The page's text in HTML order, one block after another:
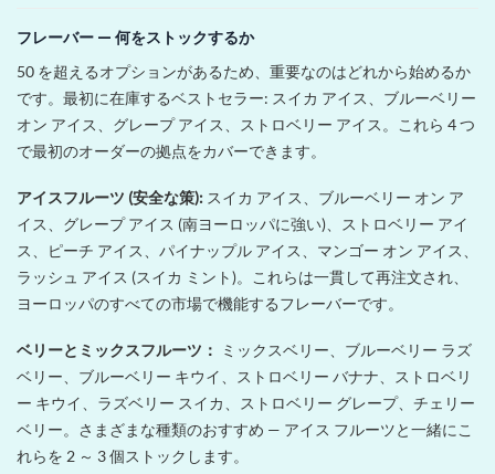
フレーバー — 何をストックするか
50 を超えるオプションがあるため、重要なのはどれから始めるか
です。最初に在庫するベストセラー: スイカ アイス、ブルーベリー
オン アイス、グレープ アイス、ストロベリー アイス。これら 4 つ
で最初のオーダーの拠点をカバーできます。
アイスフルーツ (安全な策): スイカ アイス、ブルーベリー オン ア
イス、グレープ アイス (南ヨーロッパに強い)、ストロベリー アイ
ス、ピーチ アイス、パイナップル アイス、マンゴー オン アイス、
ラッシュ アイス (スイカ ミント)。これらは一貫して再注文され、
ヨーロッパのすべての市場で機能するフレーバーです。
ベリーとミックスフルーツ：
ミックスベリー、ブルーベリー ラズ
ベリー、ブルーベリー キウイ、ストロベリー バナナ、ストロベリ
ー キウイ、ラズベリー スイカ、ストロベリー グレープ、チェリー
ベリー。さまざまな種類のおすすめ — アイス フルーツと一緒にこ
れらを 2 ～ 3 個ストックします。